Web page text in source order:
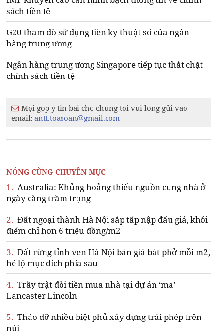
sách tiền tệ
G20 thăm dò sử dụng tiền kỹ thuật số của ngân
hàng trung ương
Ngân hàng trung ương Singapore tiếp tục thắt chặt
chính sách tiền tệ
Mọi góp ý tin bài cho chúng tôi vui lòng gửi vào
email:antt.toasoan@gmail.com
NÓNG CÙNG CHUYÊN MỤC
1. Australia: Khủng hoảng thiếu nguồn cung nhà ở
ngày càng trầm trọng
2. Đất ngoại thành Hà Nội sắp tấp nập đấu giá, khởi
điểm chỉ hơn 6 triệu đồng/m2
3. Đất rừng tỉnh ven Hà Nội bán giá bát phở mỗi m2,
hé lộ mục đích phía sau
4. Trầy trật đòi tiền mua nhà tại dự án ‘ma’
Lancaster Lincoln
5. Tháo dỡ nhiều biệt phủ xây dựng trái phép trên
núi